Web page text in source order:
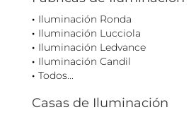
Iluminación Ronda
Iluminación Lucciola
Iluminación Ledvance
Iluminación Candil
Todos...
Casas de Iluminación